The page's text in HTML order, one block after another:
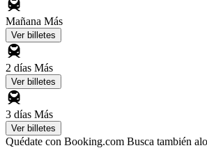
Mañana Más
Ver billetes
2 días Más
Ver billetes
3 días Más
Ver billetes
Quédate con Booking.com Busca también